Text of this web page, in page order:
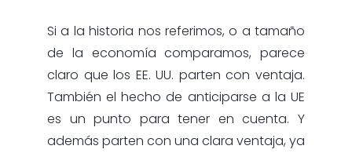
Si a la historia nos referimos, o a tamaño
de la economía comparamos, parece
claro que los EE. UU. parten con ventaja.
También el hecho de anticiparse a la UE
es un punto para tener en cuenta. Y
además parten con una clara ventaja, ya